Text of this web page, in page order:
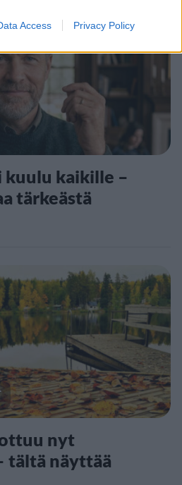
Access Privacy Policy
kuulu kaikille –
tärkeästä
nyt
tältä näyttää